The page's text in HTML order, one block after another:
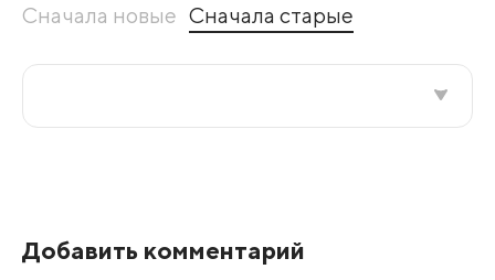
Сначала новые Сначала старые
Добавить комментарий